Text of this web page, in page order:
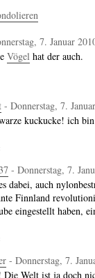
7. Januar
Vögel hat der auch.
- Donnerstag, 7.
kuckucke! ich
- Donnerstag, 7.
dabei, auch
Finnland
eingestellt haben,
- Donnerstag, 7.
Die Welt ist ja doch